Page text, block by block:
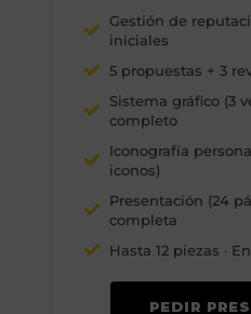
Gestión de
iniciales
5 propuestas + 3
Sistema gráfico (3
completo
Iconografía
iconos)
Presentación (24
completa
Hasta 12 piezas ·
PEDIR